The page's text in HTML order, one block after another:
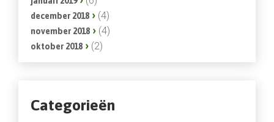
december 2018 (4)
november 2018 (4)
oktober 2018 (2)
Categorieën